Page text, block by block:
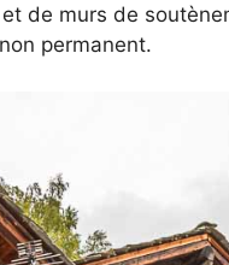
de murs de
permanent.